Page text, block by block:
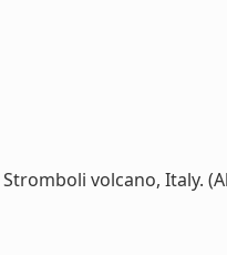
volcano, Italy.